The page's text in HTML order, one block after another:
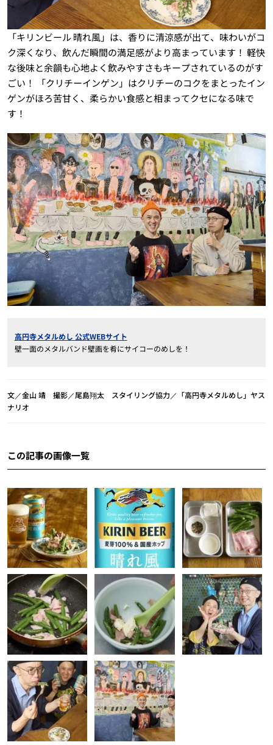
「キリンビール 晴れ風」は、香りに清涼感が出て、味わいがコ
ク深くなり、飲んだ瞬間の満足感がより高まっています！ 軽快
な後味と余韻も心地よく飲みやすさもキープされているのがす
ごい！ 「クリチーインゲン」はクリチーのコクをまとったイン
ゲンがほろ苦甘く、柔らかい食感と相まってクセになる味で
す！
高円寺メタルめし 公式WEBサイト
壁一面のメタルバンド壁画を肴にサイコーのめしを！
文／金山 靖 撮影／尾島翔太 スタイリング協力／「高円寺メタルめし」ヤス
ナリオ
この記事の画像一覧